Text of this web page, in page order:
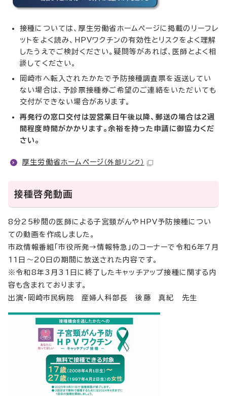
接種については、厚生労働省ホームページに掲載のリーフレ
ットをよく読み、HPVワクチンの有効性とリスクをよく理解
したうえでご検討ください。疑問等があれば、医師とよく相
談してください。
岡崎市へ転入されたかたで予防接種調査票を返送してい
ない場合は、予診票接種券ご希望のご連絡をいただいても
交付ができない場合があります。
再発行の窓口交付は翌営業日午後以降、郵送の場合は2週
間程度時間がかかります。余裕を持った申請に御協力くだ
さい。
厚生労働省ホームページ （外部リンク）
接種啓発動画
8分25秒間の医師による子宮頸がんやHPV予防接種につい
ての動画を作成しました。
市政情報番組「市役所発→情報特急」のコーナーで令和6年7月
11日～20日の期間に放送された内容です。
※令和8年3月31日に終了したキャッチアップ接種に関する内
容も含まれております。
出演・岡崎市民病院 産婦人科部長 後藤 真紀 先生